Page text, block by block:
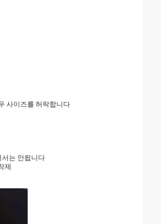
사이즈를 허락합니다
서는 안됩니다
제